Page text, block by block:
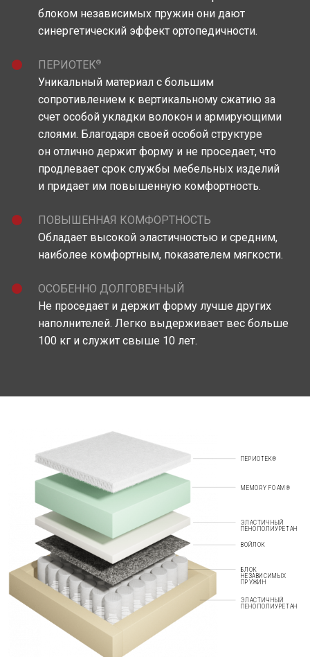
блоком независимых пружин они дают
синергетический эффект ортопедичности.
ПЕРИОТЕК®
Уникальный материал c большим
сопротивлением к вертикальному сжатию за
счет особой укладки волокон и армирующими
слоями. Благодаря своей особой структуре
он отлично держит форму и не проседает, что
продлевает срок службы мебельных изделий
и придает им повышенную комфортность.
ПОВЫШЕННАЯ КОМФОРТНОСТЬ
Обладает высокой эластичностью и средним,
наиболее комфортным, показателем мягкости.
ОСОБЕННО ДОЛГОВЕЧНЫЙ
Не проседает и держит форму лучше других
наполнителей. Легко выдерживает вес больше
100 кг и служит свыше 10 лет.
ПЕРИОТЕК®
MEMORY FOAM®
ЭЛАСТИЧНЫЙ
ПЕНОПОЛИУРЕТАН
ВОЙЛОК
БЛОК
НЕЗАВИСИМЫХ
ПРУЖИН
ЭЛАСТИЧНЫЙ
ПЕНОПОЛИУРЕТАН